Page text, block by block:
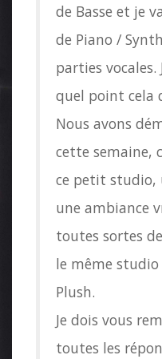
de Basse et je
de Piano /
parties vocales.
quel point cela
Nous avons
cette semaine,
ce petit studio,
une ambiance
toutes sortes
le même studio
Plush.
Je dois vous
toutes les